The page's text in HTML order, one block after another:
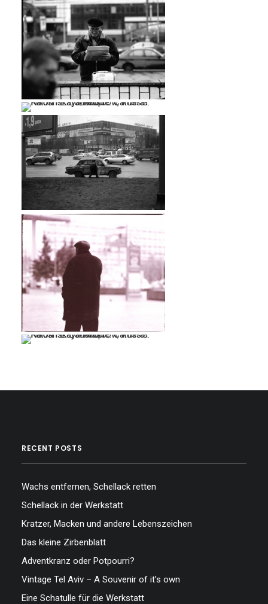
…
…
…
…
RECENT POSTS
Wachs entfernen, Schellack retten
Schellack in der Werkstatt
Kratzer, Macken und andere Lebenszeichen
Das kleine Zirbenblatt
Adventkranz oder Potpourri?
Vintage Tel Aviv – A Souvenir of it’s own
Eine Schatulle für die Werkstatt